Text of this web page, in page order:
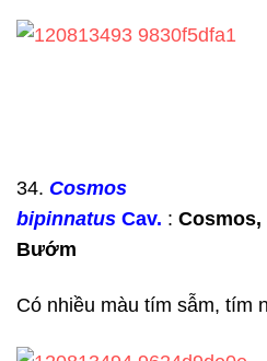
34. Cosmos
bipinnatus Cav. : Cosmos,
Bướm
Có nhiều màu tím sẫm, tím